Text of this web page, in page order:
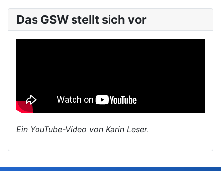
Das GSW stellt sich vor
Ein YouTube-Video von Karin Leser.